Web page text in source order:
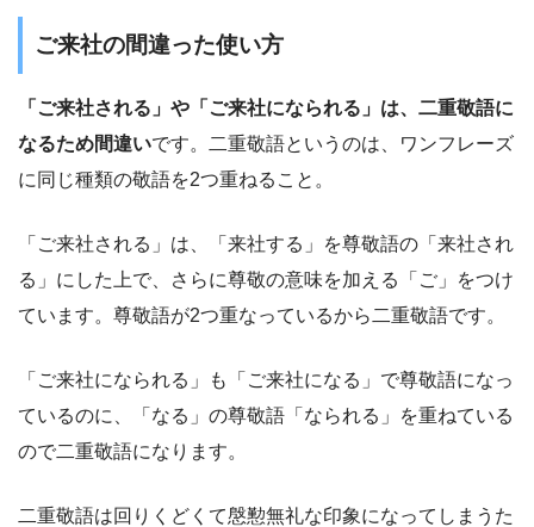
ご来社の間違った使い方
「ご来社される」や「ご来社になられる」は、二重敬語に
なるため間違いです。二重敬語というのは、ワンフレーズ
に同じ種類の敬語を2つ重ねること。
「ご来社される」は、「来社する」を尊敬語の「来社され
る」にした上で、さらに尊敬の意味を加える「ご」をつけ
ています。尊敬語が2つ重なっているから二重敬語です。
「ご来社になられる」も「ご来社になる」で尊敬語になっ
ているのに、「なる」の尊敬語「なられる」を重ねている
ので二重敬語になります。
二重敬語は回りくどくて慇懃無礼な印象になってしまうた